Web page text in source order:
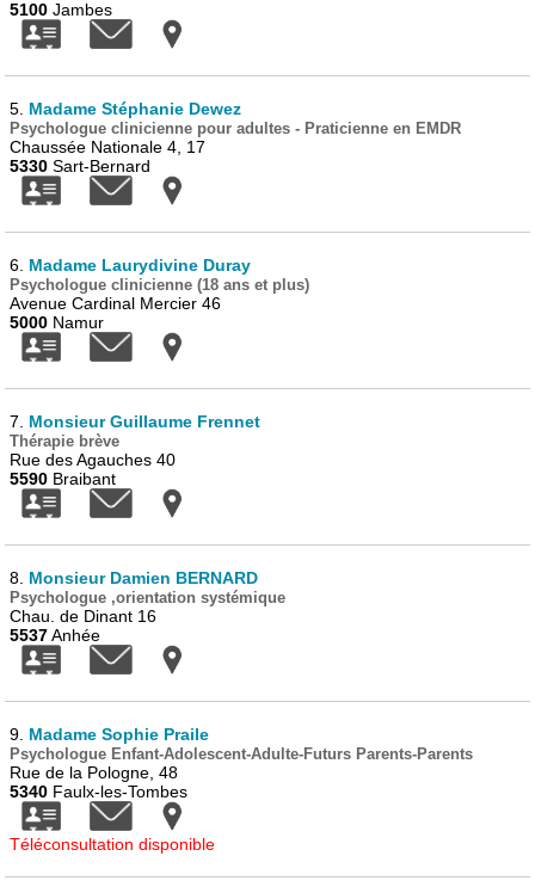
5100 Jambes
5. Madame Stéphanie Dewez
Psychologue clinicienne pour adultes - Praticienne en EMDR
Chaussée Nationale 4, 17
5330 Sart-Bernard
6. Madame Laurydivine Duray
Psychologue clinicienne (18 ans et plus)
Avenue Cardinal Mercier 46
5000 Namur
7. Monsieur Guillaume Frennet
Thérapie brève
Rue des Agauches 40
5590 Braibant
8. Monsieur Damien BERNARD
Psychologue ,orientation systémique
Chau. de Dinant 16
5537Anhée
9. Madame Sophie Praile
Psychologue Enfant-Adolescent-Adulte-Futurs Parents-Parents
Rue de la Pologne, 48
5340 Faulx-les-Tombes
Téléconsultation disponible